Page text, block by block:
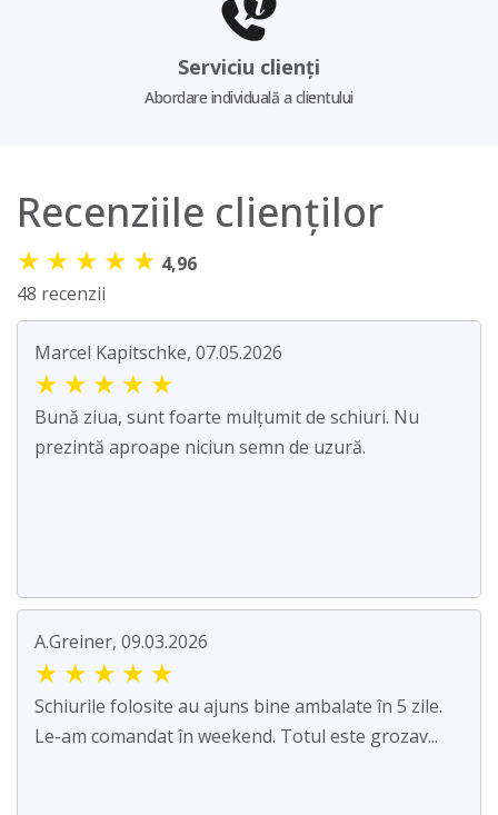
Serviciu clienți
Abordare individuală a clientului
Recenziile clienților
★ ★ ★ ★ ★ 4,96
48 recenzii
Marcel Kapitschke, 07.05.2026
★ ★ ★ ★ ★
Bună ziua, sunt foarte mulțumit de schiuri. Nu
prezintă aproape niciun semn de uzură.
A.Greiner, 09.03.2026
★ ★ ★ ★ ★
Schiurile folosite au ajuns bine ambalate în 5 zile.
Le-am comandat în weekend. Totul este grozav...